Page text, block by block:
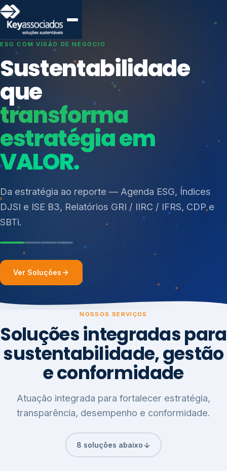
SISTEMAS DE GESTÃO OTIMIZADOS E INTEGRADOS
Conformidade que
protege seu
negócio.
Consultoria, auditoria e treinamentos em ISO 27001,
ISO 27701, ISO 42001, ISO 37001, ISO 9001, ISO
resíduos sólidos (PGRS/PMGRS).
Índices de Mercado
Mudanças Climáticas
Reputação e Cadeia
Reporte Regulatório
Ver Soluções
NOSSOS SERVIÇOS
Soluções integradas para
sustentabilidade, gestão
e conformidade
Atuação integrada para fortalecer estratégia,
transparência, desempenho e conformidade.
8 soluções abaixo